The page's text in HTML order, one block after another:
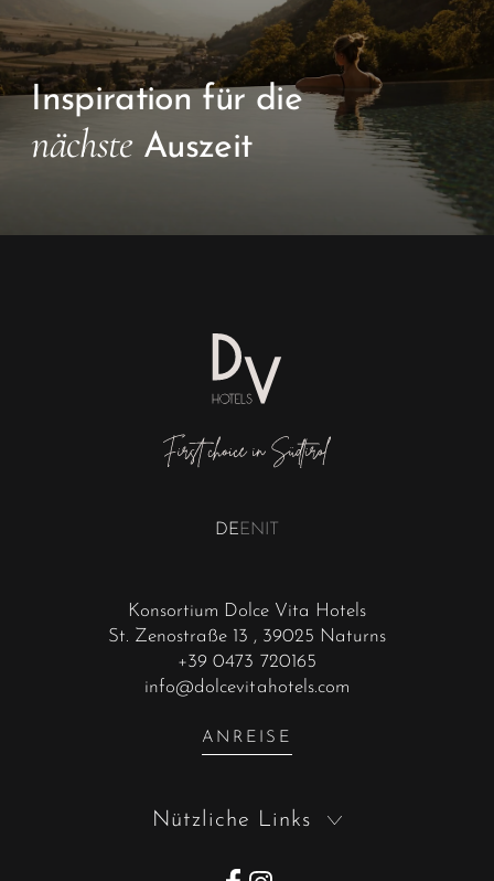
Inspiration für die
nächste Auszeit
Konsortium Dolce Vita Hotels
St. Zenostraße 13 , 39025 Naturns
+39 0473 720165
info@dolcevitahotels.com
ANREISE
DEEN
Nützliche Links